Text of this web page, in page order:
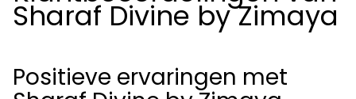
Sharaf Divine by Zimaya
Positieve ervaringen met